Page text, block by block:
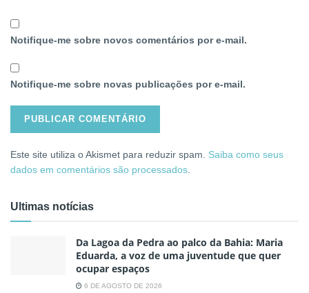
Notifique-me sobre novos comentários por e-mail.
Notifique-me sobre novas publicações por e-mail.
Este site utiliza o Akismet para reduzir spam. Saiba como seus
dados em comentários são processados.
Ultimas notícias
Da Lagoa da Pedra ao palco da Bahia: Maria
Eduarda, a voz de uma juventude que quer
ocupar espaços
6 DE AGOSTO DE 2026